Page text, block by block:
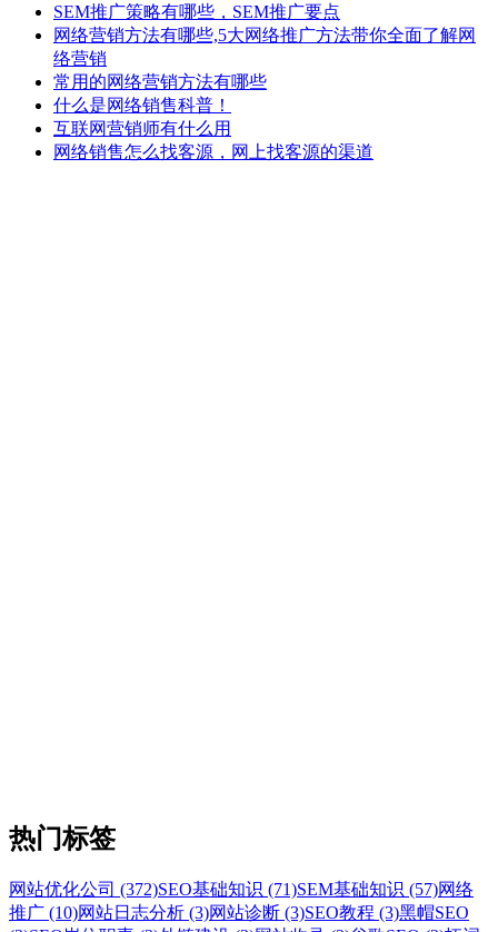
SEM推广策略有哪些，SEM推广要点
网络营销方法有哪些,5大网络推广方法带你全面了解网
络营销
常用的网络营销方法有哪些
什么是网络销售科普！
互联网营销师有什么用
网络销售怎么找客源，网上找客源的渠道
热门标签
网站优化公司 (372)SEO基础知识 (71)SEM基础知识 (57)网络
推广 (10)网站日志分析 (3)网站诊断 (3)SEO教程 (3)黑帽SEO